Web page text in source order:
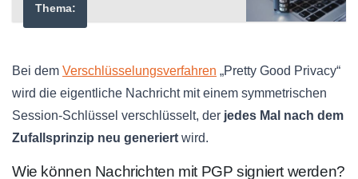
Thema:
Bei dem Verschlüsselungsverfahren „Pretty Good Privacy“
wird die eigentliche Nachricht mit einem symmetrischen
Session-Schlüssel verschlüsselt, der jedes Mal nach dem
Zufallsprinzip neu generiert wird.
Wie können Nachrichten mit PGP signiert werden?